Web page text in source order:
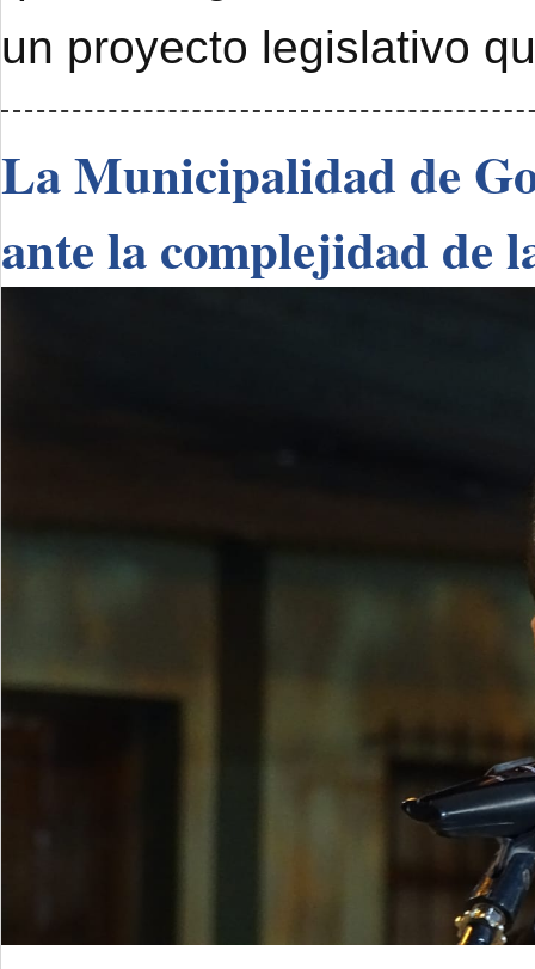
un proyecto legislativo
La Municipalidad de
ante la complejidad de